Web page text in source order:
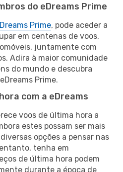
do eDreams Prime
Prime, pode aceder a
em centenas de voos,
juntamente com
Adira à maior comunidade
do mundo e descubra
Prime.
com a eDreams
voos de última hora a
estes possam ser mais
opções a pensar nas
tenha em
de última hora podem
durante a época de